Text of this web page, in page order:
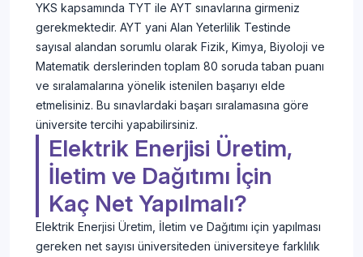
YKS kapsamında TYT ile AYT sınavlarına girmeniz
gerekmektedir. AYT yani Alan Yeterlilik Testinde
sayısal alandan sorumlu olarak Fizik, Kimya, Biyoloji ve
Matematik derslerinden toplam 80 soruda taban puanı
ve sıralamalarına yönelik istenilen başarıyı elde
etmelisiniz. Bu sınavlardaki başarı sıralamasına göre
üniversite tercihi yapabilirsiniz.
Elektrik Enerjisi Üretim,
İletim ve Dağıtımı İçin
Kaç Net Yapılmalı?
Elektrik Enerjisi Üretim, İletim ve Dağıtımı için yapılması
gereken net sayısı üniversiteden üniversiteye farklılık